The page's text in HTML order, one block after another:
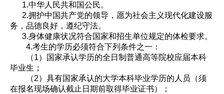
1.中华人民共和国公民。
2.拥护中国共产党的领导，愿为社会主义现代化建设服
务，品德良好，遵纪守法。
3.身体健康状况符合国家和招生单位规定的体检要求。
4.考生的学历必须符合下列条件之一：
（1）国家承认学历的全日制普通高等院校应届本科
毕业生；
（2）具有国家承认的大学本科毕业学历的人员（须
在报名现场确认截止日期前取得毕业证书）；